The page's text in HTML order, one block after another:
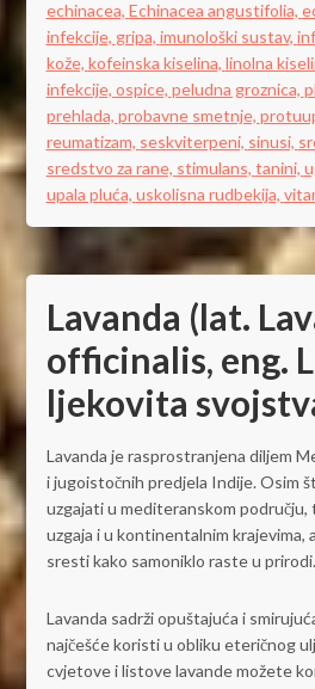
echinacea, Echinacea angustifolia,
infekcije, gripa, imunološki sustav,
kože, kofeinska kiselina, linolna
infekcije, ospice, peludna groznica,
prehlada, probavne smetnje,
reumatizam, seskviterpeni, sinusi,
sredstvo za rane, stimulans, tanini,
upala pluća, uskolisna rudbekija,
Lavanda (lat.
officinalis, eng.
ljekovita
Lavanda je rasprostranjena diljem
i jugoistočnih predjela Indije. Osim
uzgajati u mediteranskom području,
uzgaja i u kontinentalnim krajevima,
sresti kako samoniklo raste u prirodi.
Lavanda sadrži opuštajuća i
najčešće koristi u obliku eteričnog
cvjetove i listove lavande možete